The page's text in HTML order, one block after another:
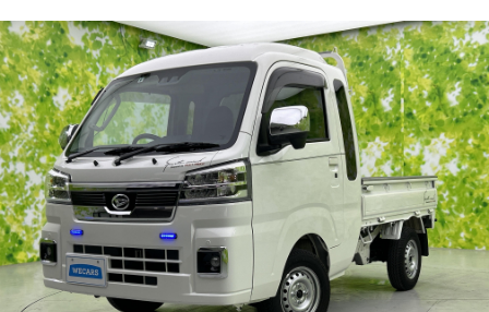
車検料金・メニュー
品質管理とサポート体制
お役立ち情報
お問い合わせ
企業情報 採用情報